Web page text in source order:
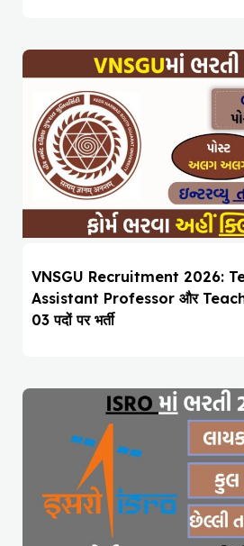
VNSGU Recruitment 2026:
Assistant Professor और
03 पदों पर भर्ती